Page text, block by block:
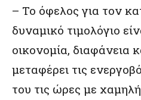
– Το όφελος για τον
δυναμικό τιμολόγιο
οικονομία, διαφάνεια
μεταφέρει τις
του τις ώρες με